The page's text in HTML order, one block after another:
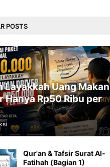
POSTS
Layakkah Uang Makan
Hanya Rp50 Ribu per
Qur'an & Tafsir Surat Al-
Fatihah (Bagian 1)